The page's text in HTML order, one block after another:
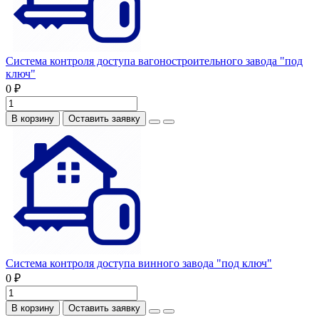
Система контроля доступа вагоностроительного завода "под
ключ"
0 ₽
В корзину Оставить заявку
Система контроля доступа винного завода "под ключ"
0 ₽
В корзину Оставить заявку